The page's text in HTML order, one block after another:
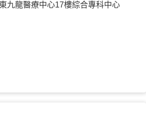
九龍醫療中心17樓綜合專科中心